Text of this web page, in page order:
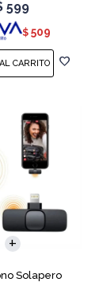
15.6"
599
$ 509
Solapero